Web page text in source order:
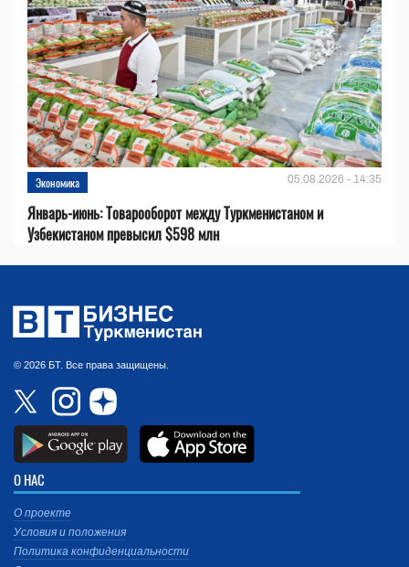
Экономика 05.08.2026 - 14:35
Январь-июнь: Товарооборот между Туркменистаном и
Узбекистаном превысил $598 млн
© 2026 БТ. Все права защищены.
О НАС
О проекте
Условия и положения
Политика конфиденциальности